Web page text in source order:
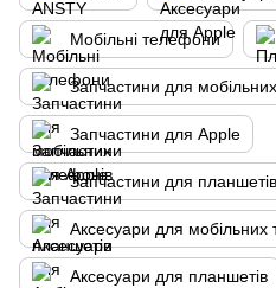
Мобільні телефони
Запчастини для
Запчастини для Apple
Запчастини для планшетів
Аксесуари для мобільних
Аксесуари для планшетів